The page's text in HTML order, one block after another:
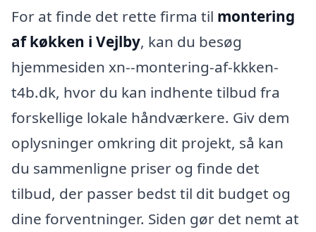
For at finde det rette firma til montering
af køkken i Vejlby, kan du besøg
hjemmesiden xn--montering-af-kkken-
t4b.dk, hvor du kan indhente tilbud fra
forskellige lokale håndværkere. Giv dem
oplysninger omkring dit projekt, så kan
du sammenligne priser og finde det
tilbud, der passer bedst til dit budget og
dine forventninger. Siden gør det nemt at